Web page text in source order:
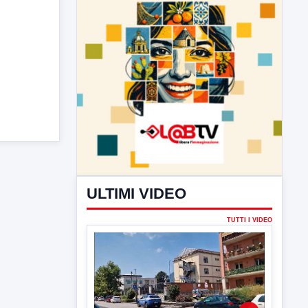
ULTIMI VIDEO
▶
CRONACA
Trovato in casa 42enne in una
pozza di sangue, giallo a viale Italia
Ritrovato senza vita il corpo di un 42enne